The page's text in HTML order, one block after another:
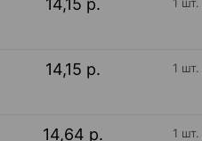
14,15 р.
14,15 р. 1 шт.
14,64 р. 1 шт.